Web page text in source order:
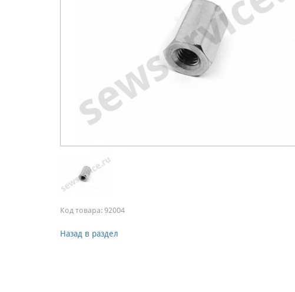
Код товара: 92004
Назад в раздел